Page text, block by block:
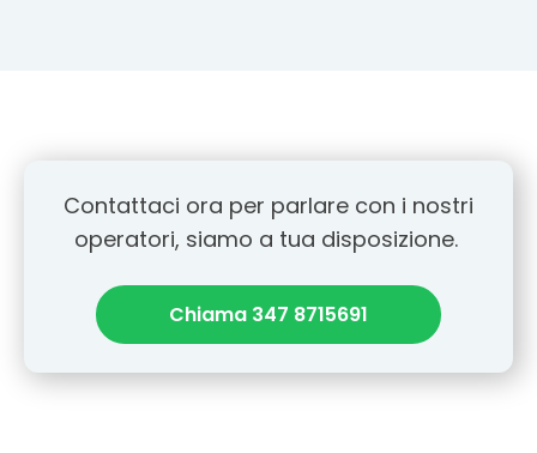
Contattaci ora per parlare con i nostri
operatori, siamo a tua disposizione.
Chiama 347 8715691